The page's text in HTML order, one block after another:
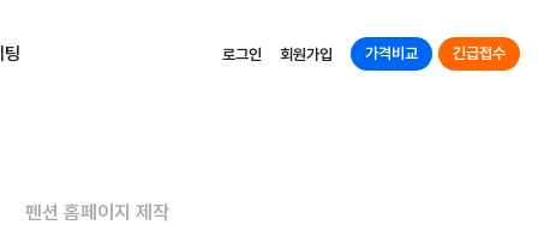
팅 로그인 회원가입 가격비교 긴급접수
펜션 홈페이지 제작